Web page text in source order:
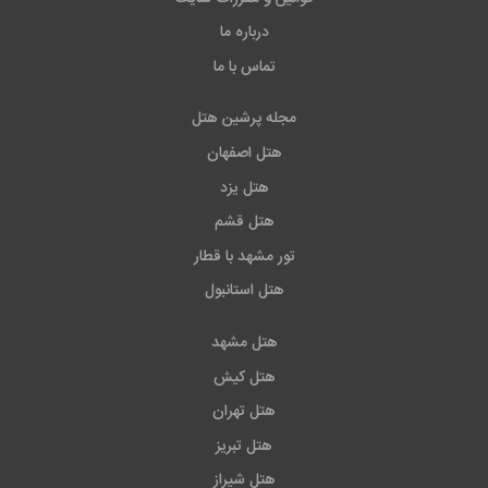
درباره ما
تماس با ما
مجله پرشین هتل
هتل اصفهان
هتل یزد
هتل قشم
تور مشهد با قطار
هتل استانبول
هتل مشهد
هتل کیش
هتل تهران
هتل تبریز
هتل شیراز